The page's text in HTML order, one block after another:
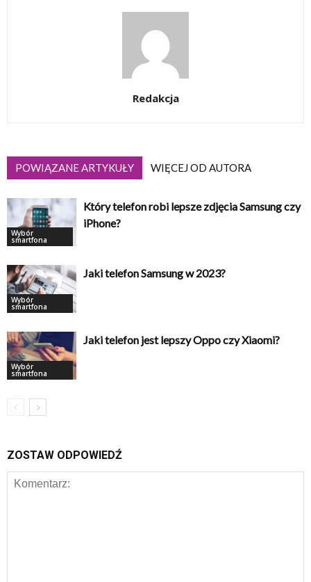
Redakcja
POWIĄZANE ARTYKUŁY WIĘCEJ OD AUTORA
Wybór
smartfona
Który telefon robi lepsze zdjęcia Samsung czy
iPhone?
Wybór
smartfona
Jaki telefon Samsung w 2023?
Wybór
smartfona
Jaki telefon jest lepszy Oppo czy Xiaomi?
ZOSTAW ODPOWIEDŹ